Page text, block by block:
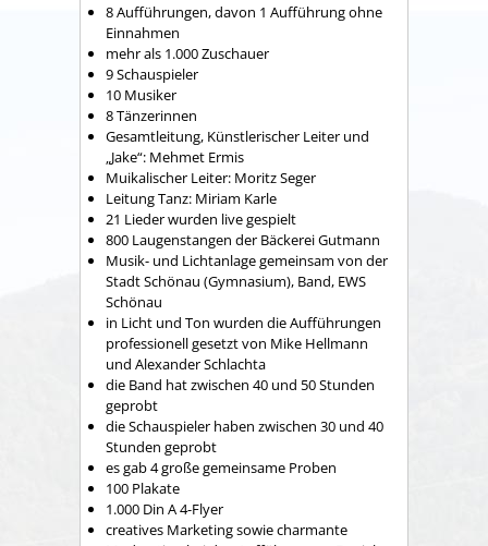
8 Aufführungen, davon 1 Aufführung ohne
Einnahmen
mehr als 1.000 Zuschauer
9 Schauspieler
10 Musiker
8 Tänzerinnen
Gesamtleitung, Künstlerischer Leiter und
„Jake“: Mehmet Ermis
Muikalischer Leiter: Moritz Seger
Leitung Tanz: Miriam Karle
21 Lieder wurden live gespielt
800 Laugenstangen der Bäckerei Gutmann
Musik- und Lichtanlage gemeinsam von der
Stadt Schönau (Gymnasium), Band, EWS
Schönau
in Licht und Ton wurden die Aufführungen
professionell gesetzt von Mike Hellmann
und Alexander Schlachta
die Band hat zwischen 40 und 50 Stunden
geprobt
die Schauspieler haben zwischen 30 und 40
Stunden geprobt
es gab 4 große gemeinsame Proben
100 Plakate
1.000 Din A 4-Flyer
creatives Marketing sowie charmante